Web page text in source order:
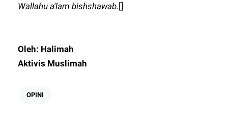
Wallahu a'lam bishshawab.[]
Oleh: Halimah
Aktivis Muslimah
OPINI